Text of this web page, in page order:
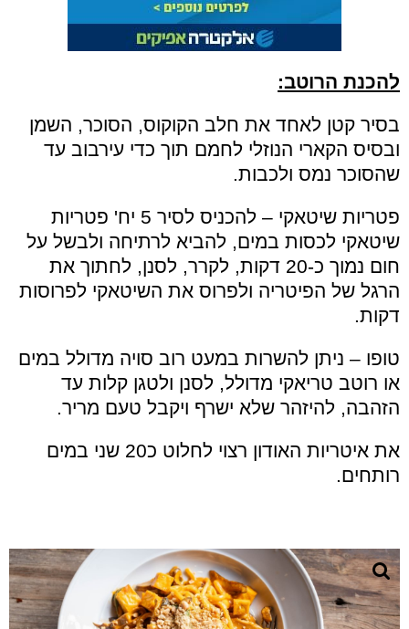
להכנת הרוטב:
בסיר קטן לאחד את חלב הקוקוס, הסוכר, השמן
ובסיס הקארי הנוזלי לחמם תוך כדי עירבוב עד
שהסוכר נמס ולכבות.
פטריות שיטאקי – להכניס לסיר 5 יח' פטריות
שיטאקי לכסות במים, להביא לרתיחה ולבשל על
חום נמוך כ-20 דקות, לקרר, לסנן, לחתוך את
הרגל של הפיטריה ולפרוס את השיטאקי לפרוסות
דקות.
טופו – ניתן להשרות במעט רוב סויה מדולל במים
או רוטב טריאקי מדולל, לסנן ולטגן קלות עד
הזהבה, להיזהר שלא ישרף ויקבל טעם מריר.
את איטריות האודון רצוי לחלוט כ20 שני במים
רותחים.